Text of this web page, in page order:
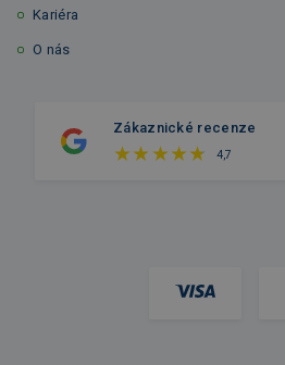
Kariéra
O nás
Zákaznické recenze
4,7